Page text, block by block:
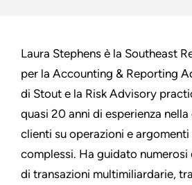
Laura Stephens è la Southeast
per la Accounting & Reporting
di Stout e la Risk Advisory
quasi 20 anni di esperienza nella
clienti su operazioni e
complessi. Ha guidato
di transazioni multimiliardarie,